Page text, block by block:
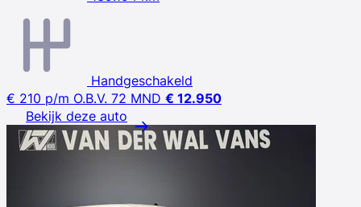
Handgeschakeld
€ 210 p/m O.B.V. 72 MND € 12.950
Bekijk deze auto